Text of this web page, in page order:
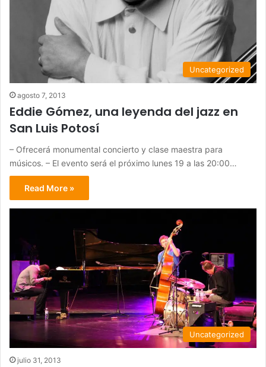
Uncategorized
agosto 7, 2013
Eddie Gómez, una leyenda del jazz en
San Luis Potosí
– Ofrecerá monumental concierto y clase maestra para
músicos. – El evento será el próximo lunes 19 a las 20:00…
Read More »
Uncategorized
julio 31, 2013